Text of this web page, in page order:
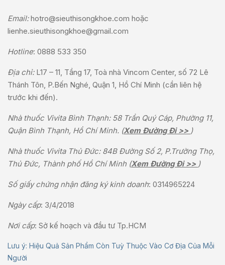
Email: hotro@sieuthisongkhoe.com hoặc
lienhe.sieuthisongkhoe@gmail.com
Hotline: 0888 533 350
Địa chỉ: L17 – 11, Tầng 17, Toà nhà Vincom Center, số 72 Lê
Thánh Tôn, P.Bến Nghé, Quận 1, Hồ Chí Minh (cần liên hệ
trước khi đến).
Nhà thuốc Vivita Bình Thạnh: 58 Trần Quý Cáp, Phường 11,
Quận Bình Thạnh, Hồ Chí Minh. (Xem Đường Đi >> )
Nhà thuốc Vivita Thủ Đức: 84B Đường Số 2, P.Trường Thọ,
Thủ Đức, Thành phố Hồ Chí Minh (Xem Đường Đi >> )
Số giấy chứng nhận đăng ký kinh doanh: 0314965224
Ngày cấp: 3/4/2018
Nơi cấp: Sở kế hoạch và đầu tư Tp.HCM
Lưu ý: Hiệu Quả Sản Phẩm Còn Tuỳ Thuộc Vào Cơ Địa Của Mỗi
Người